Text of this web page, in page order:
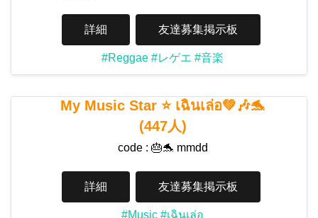
詳細 友達募集掲示板
#Reggae #レゲエ #音楽
My Music Star ⭐️ เฉินเล่อ💚🎶🐬
(447人)
code : 🎂🐬 mmdd
詳細 友達募集掲示板
#Music #เฉินเล่อ